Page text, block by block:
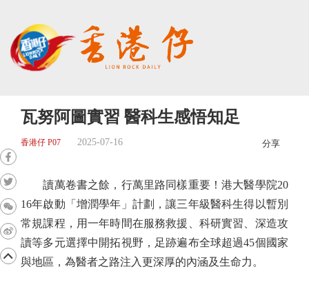
瓦努阿圖實習 醫科生感悟知足
香港仔 P07 2025-07-16 分享
讀萬卷書之餘，行萬里路同樣重要！港大醫學院20
16年啟動「增潤學年」計劃，讓三年級醫科生得以暫別
常規課程，用一年時間在服務救援、科研實習、深造攻
讀等多元選擇中開拓視野，足跡遍布全球超過45個國家
與地區，為醫者之路注入更深厚的內涵及生命力。